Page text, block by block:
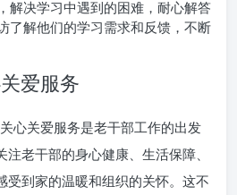
解决学习中遇到的困难，耐心解答
了解他们的学习需求和反馈，不断
爱服务
心关爱服务是老干部工作的出发
老干部的身心健康、生活保障、
受到家的温暖和组织的关怀。这不